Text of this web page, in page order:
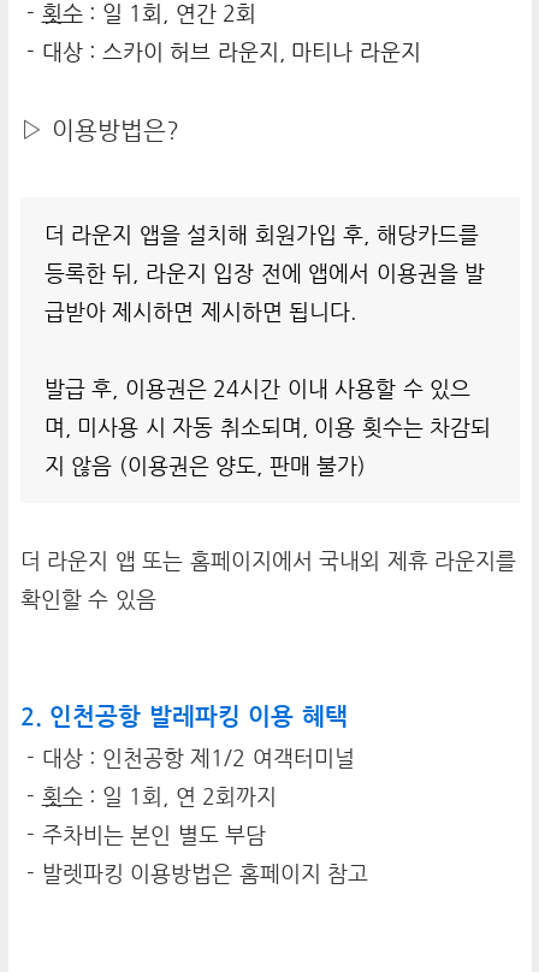
- 횟수: 일 1회, 연간 2회
- 대상 : 스카이 허브 라운지, 마티나 라운지
▷ 이용방법은?
더 라운지 앱을 설치해 회원가입 후, 해당카드를
등록한 뒤, 라운지 입장 전에 앱에서 이용권을 발
급받아 제시하면 제시하면 됩니다.
발급 후, 이용권은 24시간 이내 사용할 수 있으
며, 미사용 시 자동 취소되며, 이용 횟수는 차감되
지 않음 (이용권은 양도, 판매 불가)
더 라운지 앱 또는 홈페이지에서 국내외 제휴 라운지를
확인할 수 있음
2. 인천공항 발레파킹 이용 혜택
- 대상 : 인천공항 제1/2 여객터미널
- 횟수: 일 1회, 연 2회까지
- 주차비는 본인 별도 부담
- 발렛파킹 이용방법은 홈페이지 참고